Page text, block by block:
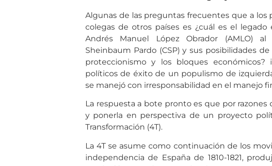
Algunas de las preguntas frecuentes que a los
colegas de otros países es ¿cuál es el
Andrés Manuel López Obrador (AMLO)
Sheinbaum Pardo (CSP) y sus posibilidades
proteccionismo y los bloques económicos?
políticos de éxito de un populismo de
se manejó con irresponsabilidad en el manejo
La respuesta a bote pronto es que por razones
y ponerla en perspectiva de un proyecto
Transformación (4T).
La 4T se asume como continuación de los
independencia de España de 1810-1821,